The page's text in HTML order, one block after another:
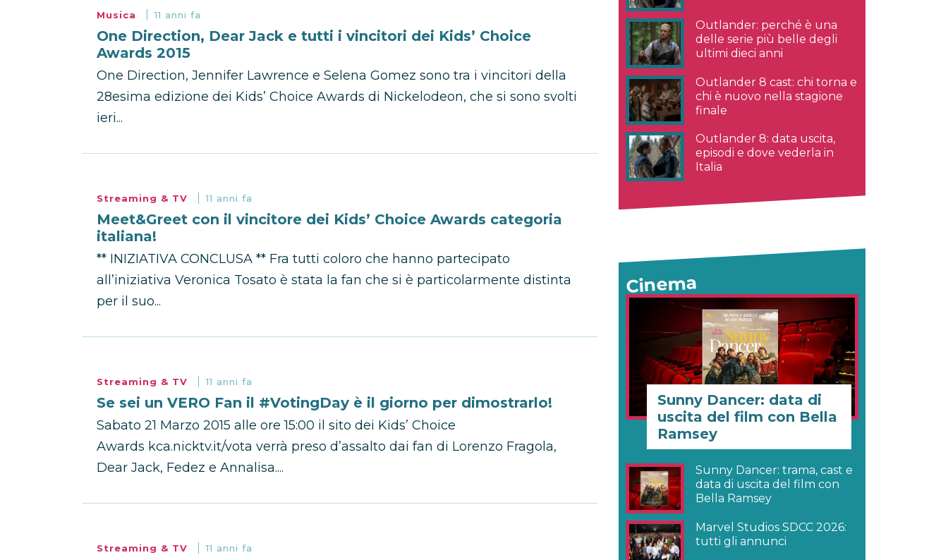
Musica 11 anni fa
One Direction, Dear Jack e tutti i vincitori dei Kids’ Choice
Awards 2015
One Direction, Jennifer Lawrence e Selena Gomez sono tra i vincitori della
28esima edizione dei Kids’ Choice Awards di Nickelodeon, che si sono svolti
ieri...
Streaming & TV 11 anni fa
Meet&Greet con il vincitore dei Kids’ Choice Awards categoria
italiana!
** INIZIATIVA CONCLUSA ** Fra tutti coloro che hanno partecipato
all’iniziativa Veronica Tosato è stata la fan che si è particolarmente distinta
per il suo...
Streaming & TV 11 anni fa
Se sei un VERO Fan il #VotingDay è il giorno per dimostrarlo!
Sabato 21 Marzo 2015 alle ore 15:00 il sito dei Kids’ Choice
Awards kca.nicktv.it/vota verrà preso d’assalto dai fan di Lorenzo Fragola,
Dear Jack, Fedez e Annalisa....
Streaming & TV 11 anni fa
Outlander: perché è una
delle serie più belle degli
ultimi dieci anni
Outlander 8 cast: chi torna e
chi è nuovo nella stagione
finale
Outlander 8: data uscita,
episodi e dove vederla in
Italia
Cinema
Sunny Dancer: data di
uscita del film con Bella
Ramsey
Sunny Dancer: trama, cast e
data di uscita del film con
Bella Ramsey
Marvel Studios SDCC 2026:
tutti gli annunci